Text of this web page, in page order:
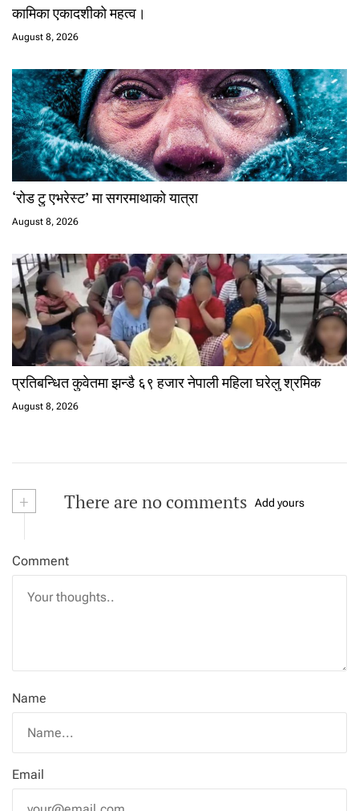
कामिका एकादशीको महत्व।
August 8, 2026
‘रोड टु एभरेस्ट’ मा सगरमाथाको यात्रा
August 8, 2026
प्रतिबन्धित कुवेतमा झन्डै ६९ हजार नेपाली महिला घरेलु श्रमिक
August 8, 2026
+ There are no comments Add yours
Comment
Name
Email